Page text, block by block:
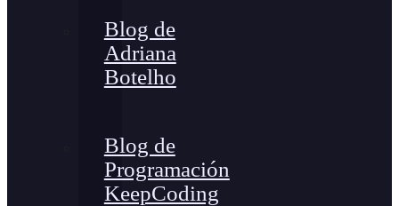
Blog de
Adriana
Botelho
Blog de
Programación
KeepCoding